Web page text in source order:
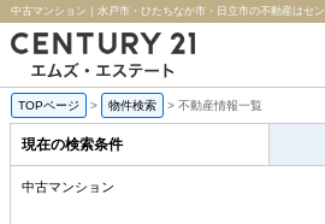
中古マンション｜水戸市・ひたちなか市・日立市の不動産はセ
TOPページ > 物件検索 > 不動産情報一覧
現在の検索条件
中古マンション